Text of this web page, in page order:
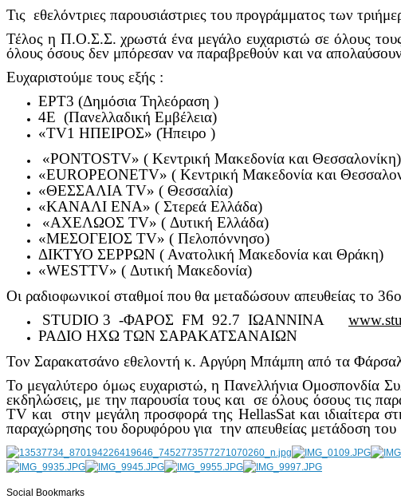
Τις εθελόντριες παρουσιάστριες του προγράμματος των
Τέλος η Π.Ο.Σ.Σ. χρωστά ένα μεγάλο ευχαριστώ σε όλους
όλους όσους δεν μπόρεσαν να παραβρεθούν και να
Ευχαριστούμε τους εξής :
ΕΡΤ3 (Δημόσια Τηλεόραση )
4Ε (Πανελλαδική Εμβέλεια)
«TV1 ΗΠΕΙΡΟΣ» (Ήπειρο )
«PONTOSTV» ( Κεντρική Μακεδονία και Θεσσαλονίκη)
«EUROPEONETV» ( Κεντρική Μακεδονία και
«ΘΕΣΣΑΛΙΑ TV» ( Θεσσαλία)
«ΚΑΝΑΛΙ ENA» ( Στερεά Ελλάδα)
«ΑΧΕΛΩΟΣ TV» ( Δυτική Ελλάδα)
«ΜΕΣΟΓΕΙΟΣ TV» ( Πελοπόννησο)
ΔΙΚΤΥΟ ΣΕΡΡΩΝ ( Ανατολική Μακεδονία και Θράκη)
«WESTTV» ( Δυτική Μακεδονία)
Οι ραδιοφωνικοί σταθμοί που θα μεταδώσουν απευθείας το
STUDIO 3 -ΦΑΡΟΣ FM 92.7 ΙΩΑΝΝΙΝΑ
ΡΑΔΙΟ ΗΧΩ ΤΩΝ ΣΑΡΑΚΑΤΣΑΝΑΙΩΝ
Τον Σαρακατσάνο εθελοντή κ. Αργύρη Μπάμπη από τα
Το μεγαλύτερο όμως ευχαριστώ, η Πανελλήνια Ομοσπονδία
εκδηλώσεις, με την παρουσία τους και σε όλους όσους τις
TV και στην μεγάλη προσφορά της HellasSat και ιδιαίτερα
παραχώρησης του δορυφόρου για την απευθείας μετάδοση
Social Bookmarks